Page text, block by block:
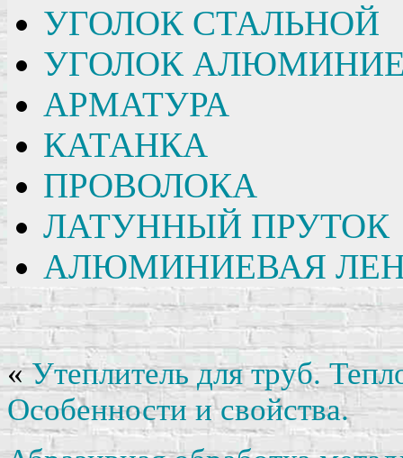
УГОЛОК СТАЛЬНОЙ
УГОЛОК
АРМАТУРА
КАТАНКА
ПРОВОЛОКА
ЛАТУННЫЙ ПРУТОК
АЛЮМИНИЕВАЯ
«Утеплитель для труб.
Особенности и свойства.